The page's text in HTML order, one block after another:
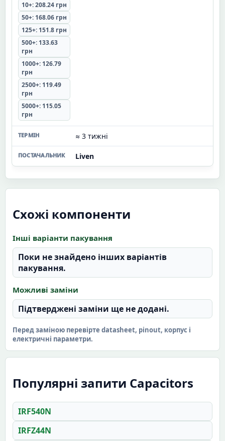
10+: 208.24 грн
50+: 168.06 грн
125+: 151.8 грн
500+: 133.63
грн
1000+: 126.79
грн
2500+: 119.49
грн
5000+: 115.05
грн
≈ 3 тижні
Liven
Схожі компоненти
Інші варіанти пакування
Поки не знайдено інших варіантів
пакування.
Можливі заміни
Підтверджені заміни ще не додані.
Перед заміною перевірте datasheet, pinout, корпус і
електричні параметри.
Популярні запити Capacitors
IRF540N
IRFZ44N